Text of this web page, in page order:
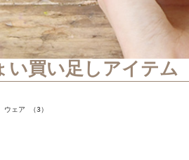
買い足しアイテム
ウェア （3）